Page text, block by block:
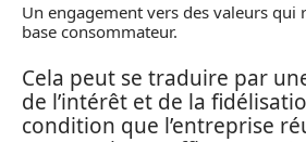
Un engagement vers des valeurs qui
base consommateur.
Cela peut se traduire par
de l’intérêt et de la
condition que l’entreprise